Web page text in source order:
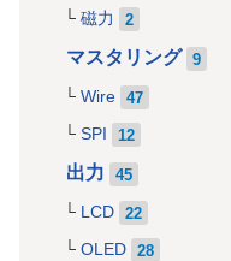
磁力 2
マスタリング 9
Wire 47
SPI 12
出力 45
LCD 22
OLED 28